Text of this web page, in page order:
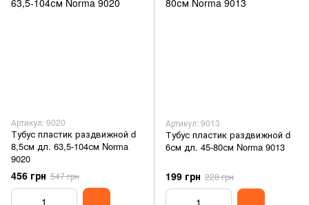
Артикул: 9020
Тубус пластик раздвижной d
8,5см дл. 63,5-104см Norma
9020
456 грн 547 грн
Артикул: 9013
Тубус пластик раздвижной d
6см дл. 45-80см Norma 9013
199 грн 228 грн